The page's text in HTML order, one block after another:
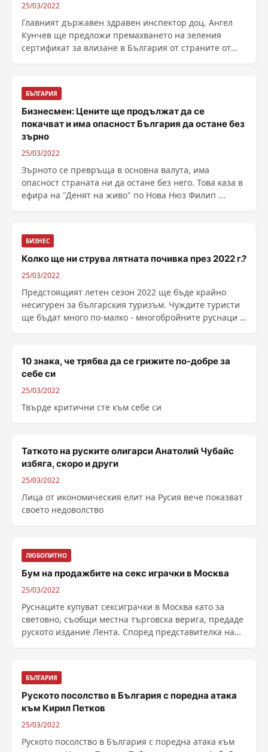
25/03/2022
Главният държавен здравен инспектор доц. Ангел
Кунчев ще предложи премахването на зеления
сертификат за влизане в България от страните от
БЪЛГАРИЯ
Бизнесмен: Цените ще продължат да се
покачват и има опасност България да остане без
зърно
25/03/2022
Зърното се превръща в основна валута, има
опасност страната ни да остане без него. Това каза в
ефира на "Денят на живо" по Нова Нюз Филип ...
БИЗНЕС
Колко ще ни струва лятната почивка през 2022 г.?
25/03/2022
Предстоящият летен сезон 2022 ще бъде крайно
несигурен за българския туризъм. Чуждите туристи
ще бъдат много по-малко - многобройните руснаци и
10 знака, че трябва да се грижите по-добре за
себе си
25/03/2022
Твърде критични сте към себе си
Таткото на руските олигарси Анатолий Чубайс
избяга, скоро и други
25/03/2022
Лица от икономическия елит на Русия вече показват
своето недоволство
ЛЮБОПИТНО
Бум на продажбите на секс играчки в Москва
25/03/2022
Руснаците купуват сексиграчки в Москва като за
световно, съобщи местна търговска верига, предаде
руското издание Лента. Според представителка на
БЪЛГАРИЯ
Руското посолство в България с поредна атака
към Кирил Петков
25/03/2022
Руското посолство в България с поредна атака към